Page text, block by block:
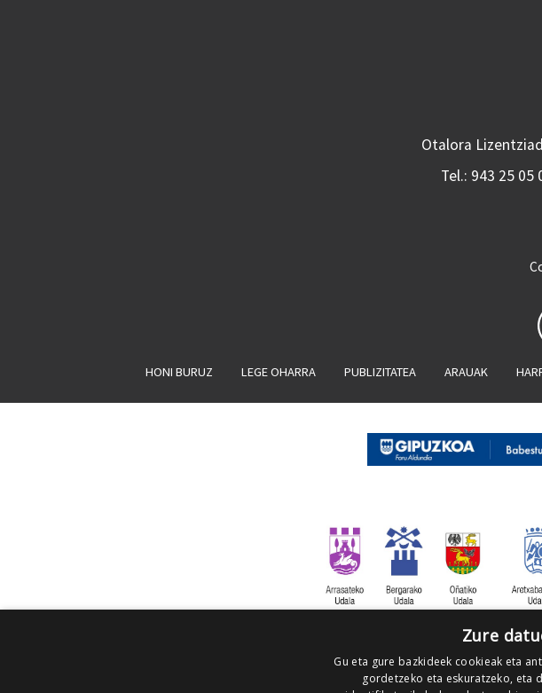
Otalora
Tel.: 943 25 05
HONI BURUZ LEGE OHARRA PUBLIZITATEA ARAUAK
Zure
Gu eta gure bazkideek cookieak eta
gordetzeko eta eskuratzeko, eta